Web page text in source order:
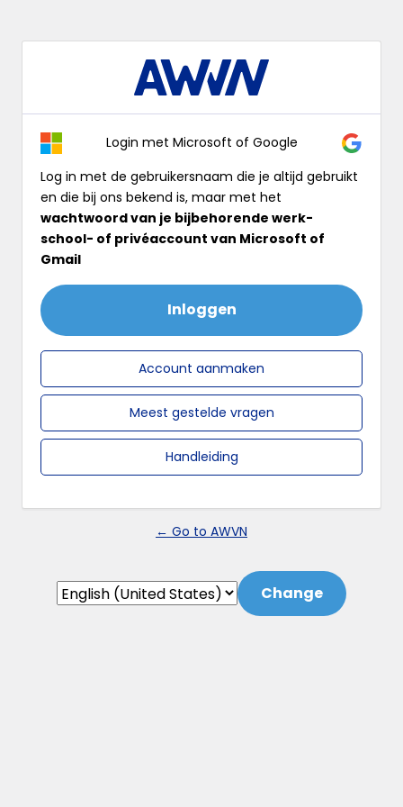
Login met Microsoft of Google
Log in met de gebruikersnaam die je altijd gebruikt
en die bij ons bekend is, maar met het
wachtwoord van je bijbehorende werk-
school- of privéaccount van Microsoft of
Gmail
Inloggen
Account aanmaken
Meest gestelde vragen
Handleiding
← Go to AWVN
Language